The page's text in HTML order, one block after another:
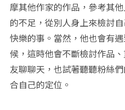
摩其他作家的作品，參考其
的不足，從別人身上來檢討
快樂的事。當然，他也會有
候，這時他會不斷檢討作品
友聊聊天，也試著聽聽粉絲
合自己的定位。